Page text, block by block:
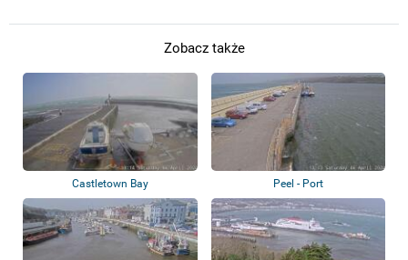
Zobacz także
Castletown Bay Peel - Port